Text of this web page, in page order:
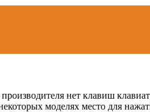
нет клавиш
моделях место для